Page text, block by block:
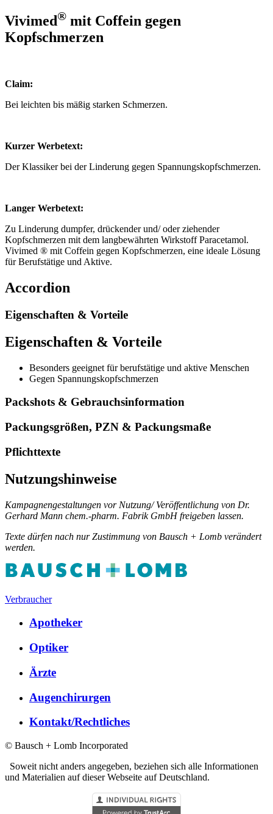
Vivimed® mit Coffein gegen
Kopfschmerzen
Claim:
Bei leichten bis mäßig starken Schmerzen.
Kurzer Werbetext:
Der Klassiker bei der Linderung gegen Spannungskopfschmerzen.
Langer Werbetext:
Zu Linderung dumpfer, drückender und/ oder ziehender
Kopfschmerzen mit dem langbewährten Wirkstoff Paracetamol.
Vivimed ® mit Coffein gegen Kopfschmerzen, eine ideale Lösung
für Berufstätige und Aktive.
Accordion
Eigenschaften & Vorteile
Eigenschaften & Vorteile
Besonders geeignet für berufstätige und aktive Menschen
Gegen Spannungskopfschmerzen
Packshots & Gebrauchsinformation
Packungsgrößen, PZN & Packungsmaße
Pflichttexte
Nutzungshinweise
Kampagnengestaltungen vor Nutzung/ Veröffentlichung von Dr.
Gerhard Mann chem.-pharm. Fabrik GmbH freigeben lassen.
Texte dürfen nach nur Zustimmung von Bausch + Lomb verändert
werden.
Verbraucher
Apotheker
Optiker
Ärzte
Augenchirurgen
Kontakt/Rechtliches
© Bausch + Lomb Incorporated
Soweit nicht anders angegeben, beziehen sich alle Informationen
und Materialien auf dieser Webseite auf Deutschland.